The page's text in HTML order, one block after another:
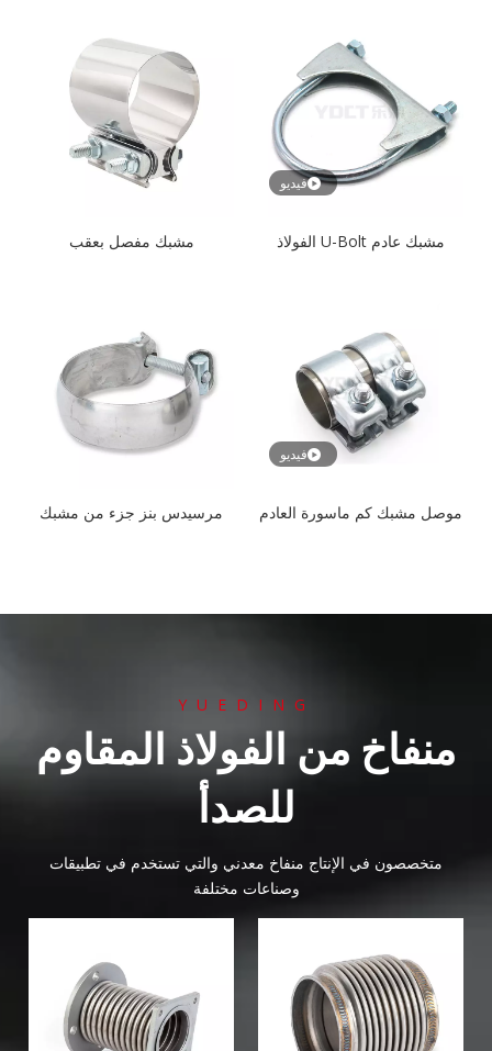
مشبك مفصل بعقب
فيديو
مشبك عادم U-Bolt الفولاذ
مرسيدس بنز جزء من مشبك
فيديو
موصل مشبك كم ماسورة العادم
YUEDING
منفاخ من الفولاذ المقاوم
للصدأ
متخصصون في الإنتاج منفاخ معدني والتي تستخدم في تطبيقات
وصناعات مختلفة